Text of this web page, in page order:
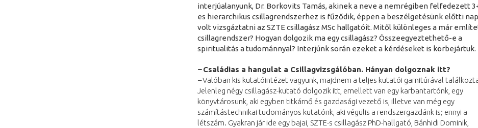
interjúalanyunk, Dr. Borkovits Tamás, akinek a neve a nemrégiben felfedezett
es hierarchikus csillagrendszerhez is fűződik, éppen a beszélgetésünk előtti
volt vizsgáztatni az SZTE csillagász MSc hallgatóit. Mitől különleges a már
csillagrendszer? Hogyan dolgozik ma egy csillagász? Összeegyeztethető-e a
spiritualitás a tudománnyal? Interjúnk során ezeket a kérdéseket is körbejártuk.
– Családias a hangulat a Csillagvizsgálóban. Hányan dolgoznak itt?
–Valóban kis kutatóintézet vagyunk, majdnem a teljes kutatói garnitúrával
Jelenleg négy csillagász-kutató dolgozik itt, emellett van egy karbantartónk, egy
könyvtárosunk, aki egyben titkárnő és gazdasági vezető is, illetve van még egy
számítástechnikai tudományos kutatónk, aki végülis a rendszergazdánk is; ennyi a
létszám. Gyakran jár ide egy bajai, SZTE-s csillagász PhD-hallgató, Bánhidi Dominik,